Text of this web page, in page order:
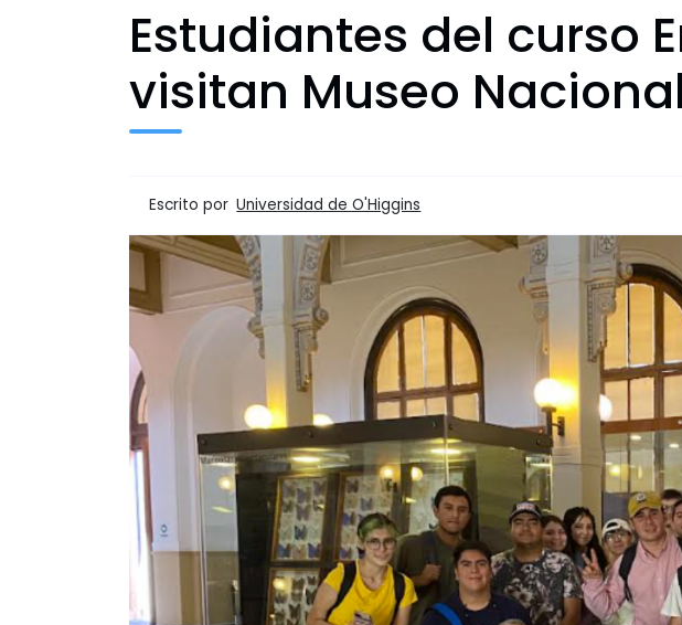
Estudiantes del curso
visitan Museo
Escrito por Universidad de O'Higgins